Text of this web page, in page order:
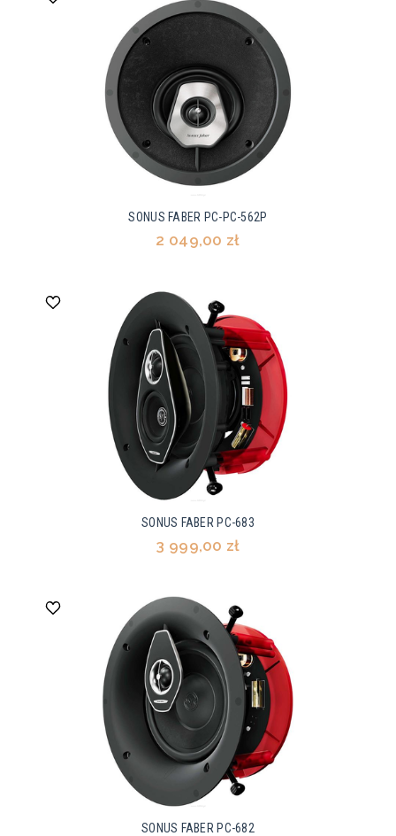
SONUS FABER PC-PC-562P
2 049,00 zł
SONUS FABER PC-683
3 999,00 zł
SONUS FABER PC-682